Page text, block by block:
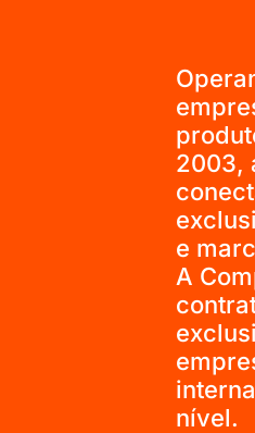
2003,
e
A
nível.